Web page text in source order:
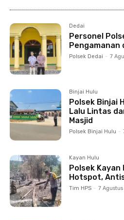
Dedai
Personel
Pengamanan
Polsek Dedai - 7
Binjai Hulu
Polsek Binjai
Lalu Lintas
Masjid
Polsek Binjai Hulu -
Kayan Hulu
Polsek
Hotspot,
Tim HPS - 7